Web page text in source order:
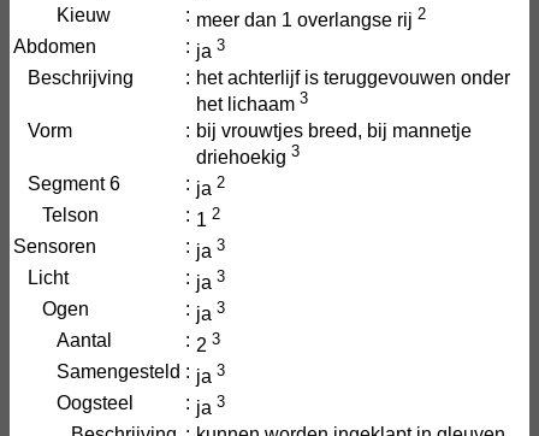
Kieuw : meer dan 1 overlangse rij 2
Abdomen : ja 3
Beschrijving : het achterlijf is teruggevouwen onder
het lichaam 3
Vorm : bij vrouwtjes breed, bij mannetje
driehoekig 3
Segment 6 : ja 2
Telson : 1 2
Sensoren : ja 3
Licht : ja 3
Ogen : ja 3
Aantal : 2 3
Samengesteld : ja 3
Oogsteel : ja 3